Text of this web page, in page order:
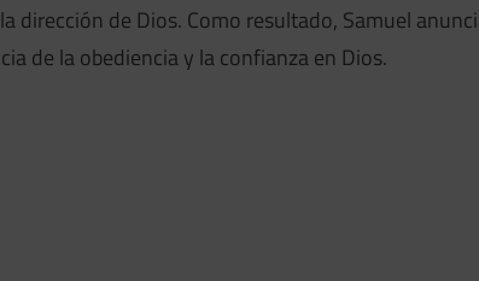
dirección de Dios. Como resultado, Samuel
de la obediencia y la confianza en Dios.